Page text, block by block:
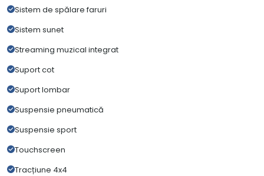
Sistem de spălare faruri
Sistem sunet
Streaming muzical integrat
Suport cot
Suport lombar
Suspensie pneumatică
Suspensie sport
Touchscreen
Tracțiune 4x4